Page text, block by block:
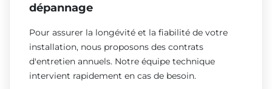
dépannage
Pour assurer la longévité et la fiabilité de votre
installation, nous proposons des contrats
d'entretien annuels. Notre équipe technique
intervient rapidement en cas de besoin.